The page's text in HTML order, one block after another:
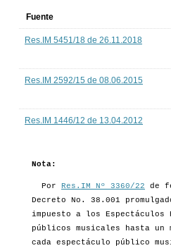
Fuente
Res.IM 5451/18 de 26.11.2018
Res.IM 2592/15 de 08.06.2015
Res.IM 1446/12 de 13.04.2012
Nota:
Por Res.IM Nº 3360/22 de
Decreto No. 38.001
impuesto a los
públicos musicales hasta un
cada espectáculo público